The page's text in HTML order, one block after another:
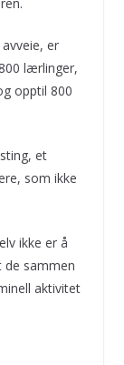
er
lærlinger,
opptil 800
et
som ikke
ikke er å
de sammen
aktivitet